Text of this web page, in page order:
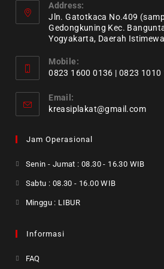
Address:
Jln. Gatotkaca No.409
Gedongkuning Kec.
Yogyakarta, Daerah
Mobile:
0823 1600 0136 | 0823 1010
Email:
kreasiplakat@gmail.com
Jam Operasional
Senin - Jumat : 08.30 - 16.30 WIB
Sabtu : 08.30 - 16.00 WIB
Minggu : LIBUR
Informasi
FAQ